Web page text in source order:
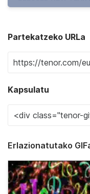
Partekatzeko URLa
Kapsulatu
Erlazionatutako